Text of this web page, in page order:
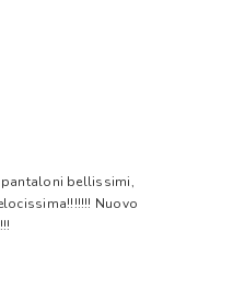
pantaloni bellissimi,
Nuovo